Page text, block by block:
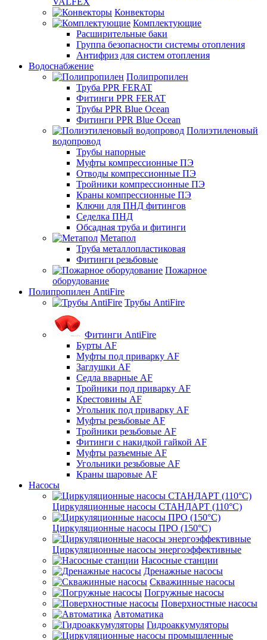
Конвекторы
Комплектующие
Расширительные баки
Группа безопасности системы отопления
Антифриз для систем отопления
Водоснабжение
Полипропилен
Труба PPR FERAT
Фитинги PPR FERAT
Трубы PPR Blue Ocean
Фитинги PPR Blue Ocean
Полиэтиленовый
водопровод
Трубы напорные
Муфты компрессионные ПЭ
Отводы компрессионные ПЭ
Тройники компрессионные ПЭ
Краны компрессионные ПЭ
Ключи для ПНД фитингов
Седелка ПНД
Обсадная труба и фитинги
Метапол
Труба металлопластиковая
Фитинги резьбовые
Пожарное
оборудование
Полипропилен AntiFire
Трубы AntiFire
Фитинги AntiFire
Бурты AF
Муфты под приварку AF
Заглушки AF
Седла вварные AF
Тройники под приварку AF
Крестовины AF
Угольник под приварку AF
Муфты резьбовые AF
Тройники резьбовые AF
Фитинги с накидкой гайкой AF
Муфты разъемные AF
Угольники резьбовые AF
Краны шаровые AF
Насосы
Циркуляционные насосы СТАНДАРТ (110°C)
Циркуляционные насосы ПРО (150°C)
Циркуляционные насосы энергоэффективные
Насосные станции
Дренажные насосы
Скважинные насосы
Погружные насосы
Поверхностные насосы
Автоматика
Гидроаккумуляторы